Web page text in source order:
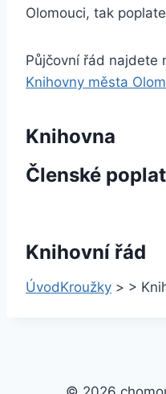
Olomouci, tak
Půjčovní řád najdete
Knihovny města
Knihovna
Členské
Knihovní řád
ÚvodKroužky > >